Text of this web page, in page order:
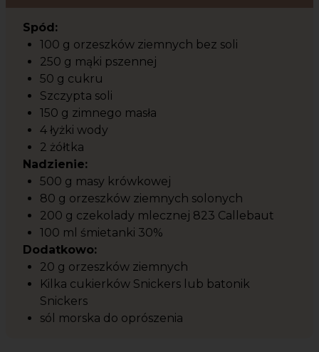
Spód:
100 g orzeszków ziemnych bez soli
250 g mąki pszennej
50 g cukru
Szczypta soli
150 g zimnego masła
4 łyżki wody
2 żółtka
Nadzienie:
500 g masy krówkowej
80 g orzeszków ziemnych solonych
200 g czekolady mlecznej 823 Callebaut
100 ml śmietanki 30%
Dodatkowo:
20 g orzeszków ziemnych
Kilka cukierków Snickers lub batonik
Snickers
sól morska do oprószenia